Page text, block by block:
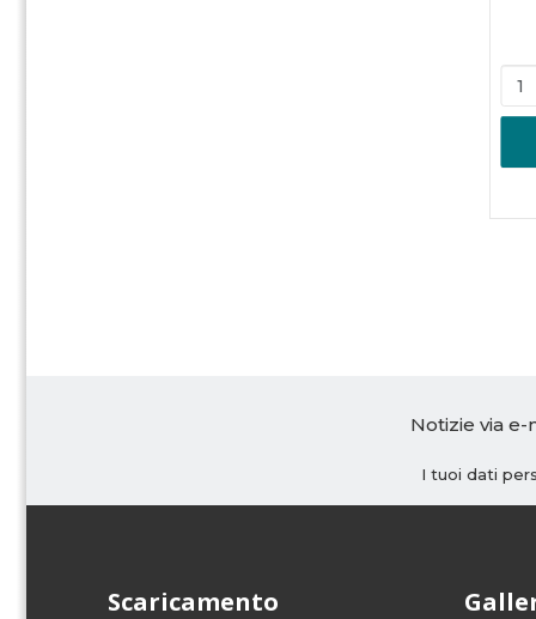
Notizie via e-
I tuoi dati
Scaricamento